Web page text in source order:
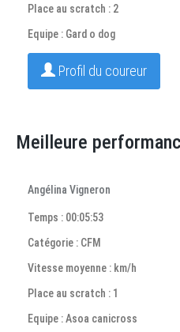
Place au scratch : 2
Equipe : Gard o dog
Profil du coureur
Meilleure
Angélina Vigneron
Temps : 00:05:53
Catégorie : CFM
Vitesse moyenne : km/h
Place au scratch : 1
Equipe : Asoa canicross